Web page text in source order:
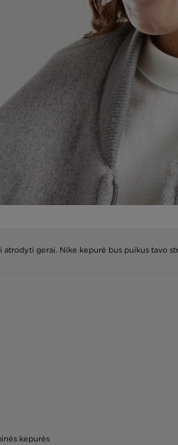
atrodyti gerai. Nike kepurė bus puikus tavo
kepurės